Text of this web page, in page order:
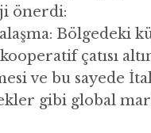
önerdi:
Bölgedeki
çatısı
ve bu sayede
gibi global